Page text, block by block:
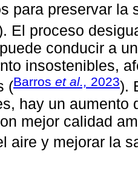
para preservar la
El proceso
conducir a
insostenibles,
(Barros et al., 2023).
hay un aumento
mejor calidad
aire y mejorar la